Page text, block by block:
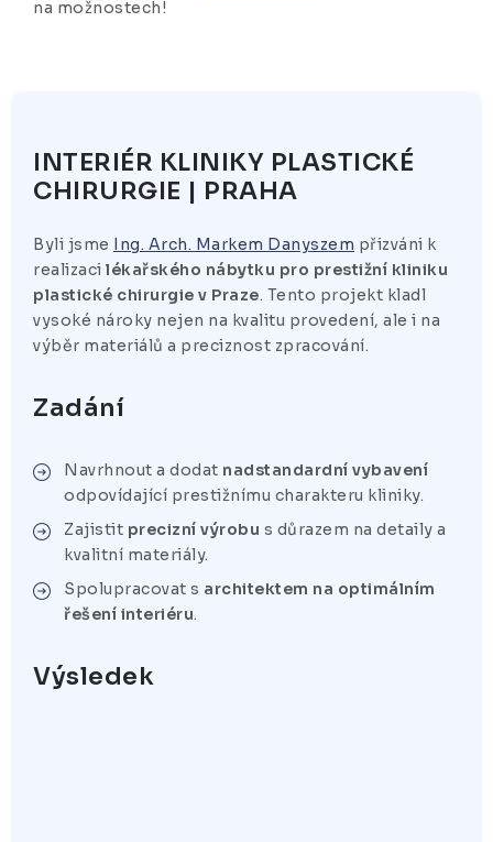
na možnostech!
INTERIÉR KLINIKY PLASTICKÉ
CHIRURGIE | PRAHA
Byli jsme Ing. Arch. Markem Danyszem přizváni k
realizaci lékařského nábytku pro prestižní kliniku
plastické chirurgie v Praze. Tento projekt kladl
vysoké nároky nejen na kvalitu provedení, ale i na
výběr materiálů a preciznost zpracování.
Zadání
Navrhnout a dodat nadstandardní vybavení
odpovídající prestižnímu charakteru kliniky.
Zajistit precizní výrobu s důrazem na detaily a
kvalitní materiály.
Spolupracovat s architektem na optimálním
řešení interiéru.
Výsledek